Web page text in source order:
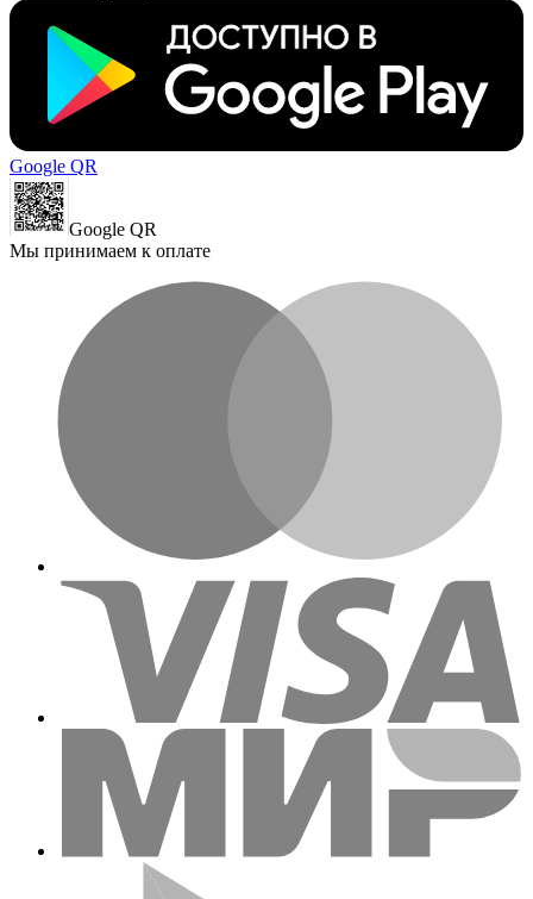
Google QR
Google QR
Мы принимаем к оплате